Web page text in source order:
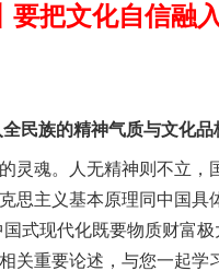
要把文化自信融
族的精神气质与文化品
魂。人无精神则不立，
思主义基本原理同中国
式现代化既要物质财富
关重要论述，与您一起学